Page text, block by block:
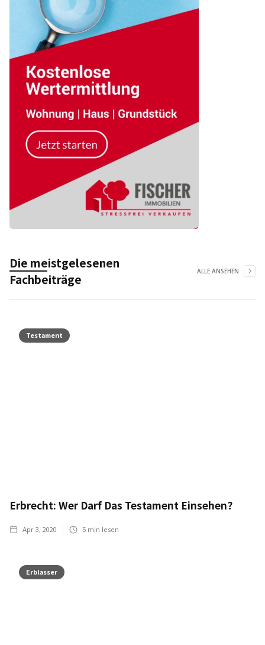
Die meistgelesenen
Fachbeiträge
ALLE ANSEHEN
Testament
Erbrecht: Wer Darf Das Testament Einsehen?
Apr 3, 2020 5 min lesen
Erblasser